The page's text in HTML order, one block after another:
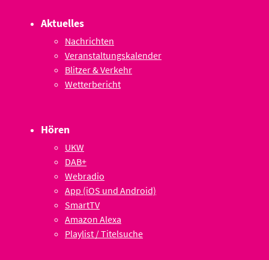
Aktuelles
Nachrichten
Veranstaltungskalender
Blitzer & Verkehr
Wetterbericht
Hören
UKW
DAB+
Webradio
App (iOS und Android)
SmartTV
Amazon Alexa
Playlist / Titelsuche